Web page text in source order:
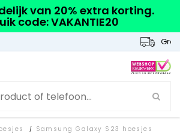
van 20% extra korting.
code: VAKANTIE20
/ Samsung Galaxy S23 hoesjes